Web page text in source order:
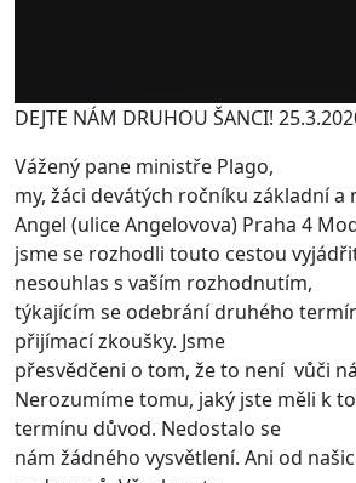
DEJTE NÁM DRUHOU ŠANCI!
Vážený pane ministře Plago,
my, žáci devátých ročníku základní a
Angel (ulice Angelovova) Praha 4
jsme se rozhodli touto cestou
nesouhlas s vaším rozhodnutím,
týkajícím se odebrání druhého
přijímací zkoušky. Jsme
přesvědčeni o tom, že to není vůči
Nerozumíme tomu, jaký jste měli k
termínu důvod. Nedostalo se
nám žádného vysvětlení. Ani od